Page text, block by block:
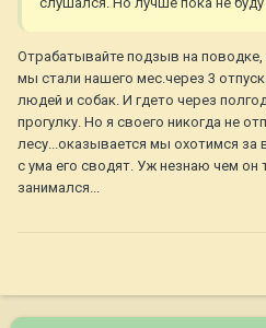
Отрабатывайте подзыв на
мы стали нашего мес.через 3
людей и собак. И гдето через
прогулку. Но я своего никогда не
лесу...оказывается мы охотимся
с ума его сводят. Уж незнаю чем он
занимался...